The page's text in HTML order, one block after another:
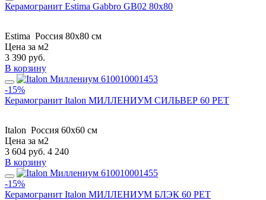
Керамогранит Estima Gabbro GB02 80x80
Estima Россия 80x80 см
Цена за м2
3 390 руб.
В корзину
-15%
Керамогранит Italon МИЛЛЕНИУМ СИЛЬВЕР 60 РЕТ
Italon Россия 60x60 см
Цена за м2
3 604 руб. 4 240
В корзину
-15%
Керамогранит Italon МИЛЛЕНИУМ БЛЭК 60 РЕТ